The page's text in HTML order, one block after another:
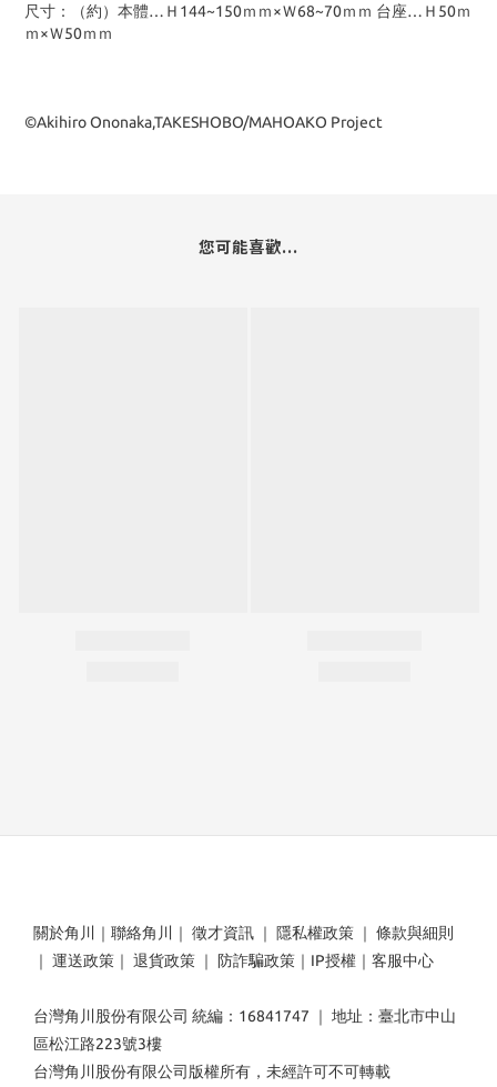
尺寸：（約）本體…Ｈ144~150ｍｍ×Ｗ68~70ｍｍ 台座…Ｈ50ｍ
ｍ×Ｗ50ｍｍ
©Akihiro Ononaka,TAKESHOBO/MAHOAKO Project
您可能喜歡...
關於角川 ｜ 聯絡角川 ｜ 徵才資訊 ｜ 隱私權政策 ｜ 條款與細則
｜ 運送政策 ｜ 退貨政策 ｜ 防詐騙政策 ｜ IP授權 ｜ 客服中心
台灣角川股份有限公司 統編：16841747 ｜ 地址：臺北市中山
區松江路223號3樓
台灣角川股份有限公司版權所有，未經許可不可轉載